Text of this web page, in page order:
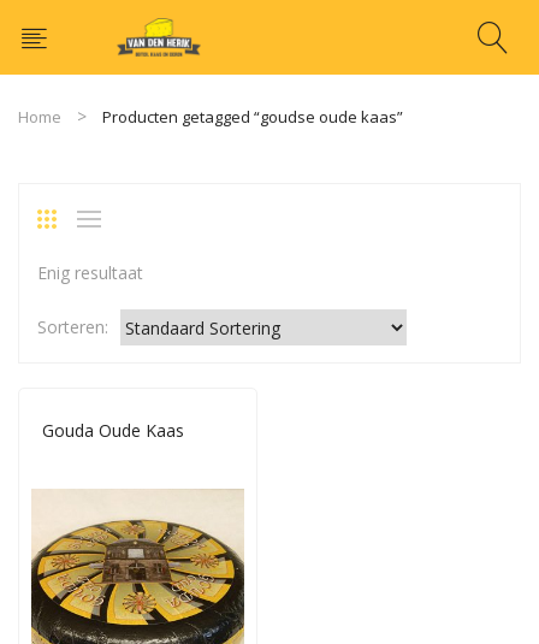
Home Producten getagged “goudse oude kaas”
Enig resultaat
Sorteren:
Gouda Oude Kaas